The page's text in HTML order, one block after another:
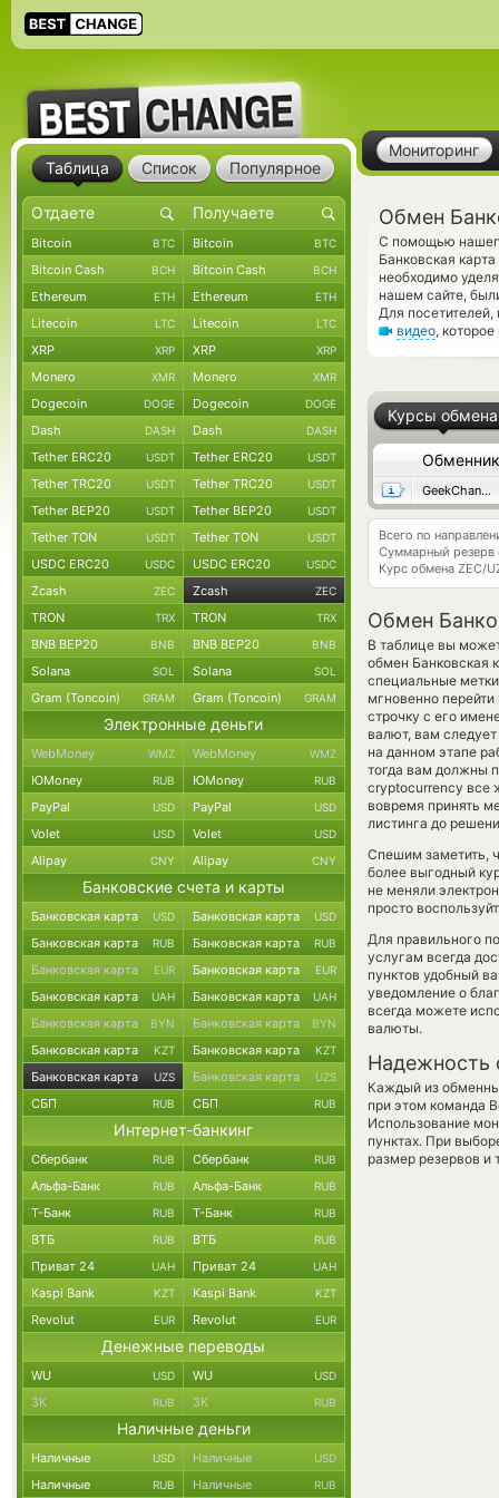
Мониторинг
Обмен
С помощью
Банковская
необходимо
нашем сайте,
Для
видео,
Курсы обмена
Обменник
GeekChange
Всего по
Суммарный резерв
Курс обмена ZEC/
Обмен
В таблице вы
обмен Банковская
специальные
мгновенно
строчку с его
валют, вам
на данном этапе
тогда вам должны
cryptocurrency все
вовремя принять
листинга до
Спешим заметить,
более выгодный
не меняли
просто
Для правильного
услугам всегда
пунктов удобный
уведомление о
всегда можете
валюты.
Надежность
Каждый из
при этом команда
Использование
пунктах. При
размер резервов и
Таблица Список Популярное
Bitcoin BTC Bitcoin BTC
Bitcoin Cash BCH Bitcoin Cash BCH
Ethereum ETH Ethereum ETH
Litecoin LTC Litecoin LTC
XRP XRP XRP XRP
Monero XMR Monero XMR
Dogecoin DOGE Dogecoin DOGE
Dash DASH Dash DASH
Tether ERC20 USDT Tether ERC20 USDT
Tether TRC20 USDT Tether TRC20 USDT
Tether BEP20 USDT Tether BEP20 USDT
Tether TON USDT Tether TON USDT
USDC ERC20 USDC USDC ERC20 USDC
Zcash ZEC Zcash ZEC
TRON TRX TRON TRX
BNB BEP20 BNB BNB BEP20 BNB
Solana SOL Solana SOL
Gram (Toncoin) GRAM Gram (Toncoin) GRAM
Электронные деньги
WebMoney WMZ WebMoney WMZ
ЮMoney RUB ЮMoney RUB
PayPal USD PayPal USD
Volet USD Volet USD
Alipay CNY Alipay CNY
Банковские счета и карты
Банковская карта USD Банковская карта USD
Банковская карта RUB Банковская карта RUB
Банковская карта EUR Банковская карта EUR
Банковская карта UAH Банковская карта UAH
Банковская карта BYN Банковская карта BYN
Банковская карта KZT Банковская карта KZT
Банковская карта UZS Банковская карта UZS
СБП RUB СБП RUB
Интернет-банкинг
Сбербанк RUB Сбербанк RUB
Альфа-Банк RUB Альфа-Банк RUB
Т-Банк RUB Т-Банк RUB
ВТБ RUB ВТБ RUB
Приват 24 UAH Приват 24 UAH
Kaspi Bank KZT Kaspi Bank KZT
Revolut EUR Revolut EUR
Денежные переводы
WU USD WU USD
ЗК RUB ЗК RUB
Наличные деньги
Наличные USD Наличные USD
Наличные RUB Наличные RUB